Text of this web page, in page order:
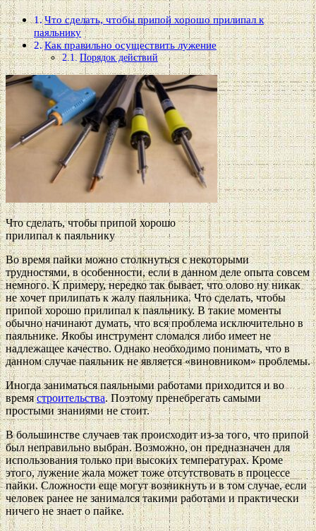
Что сделать, чтобы припой хорошо прилипал к
паяльнику
Как правильно осуществить лужение
Порядок действий
Что сделать, чтобы припой хорошо
прилипал к паяльнику
Во время пайки можно столкнуться с некоторыми
трудностями, в особенности, если в данном деле опыта совсем
немного. К примеру, нередко так бывает, что олово ну никак
не хочет прилипать к жалу паяльника. Что сделать, чтобы
припой хорошо прилипал к паяльнику. В такие моменты
обычно начинают думать, что вся проблема исключительно в
паяльнике. Якобы инструмент сломался либо имеет не
надлежащее качество. Однако необходимо понимать, что в
данном случае паяльник не является «виновником» проблемы.
Иногда заниматься паяльными работами приходится и во
времястроительства. Поэтому пренебрегать самыми
простыми знаниями не стоит.
В большинстве случаев так происходит из-за того, что припой
был неправильно выбран. Возможно, он предназначен для
использования только при высоких температурах. Кроме
этого, лужение жала может тоже отсутствовать в процессе
пайки. Сложности еще могут возникнуть и в том случае, если
человек ранее не занимался такими работами и практически
ничего не знает о пайке.